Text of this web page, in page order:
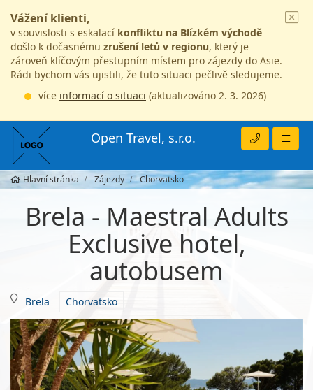
Vážení klienti,
v souvislosti s eskalací konfliktu na Blízkém východě
došlo k dočasnému zrušení letů v regionu, který je
zároveň klíčovým přestupním místem pro zájezdy do Asie.
Rádi bychom vás ujistili, že tuto situaci pečlivě sledujeme.
více informací o situaci (aktualizováno 2. 3. 2026)
Open Travel, s.r.o.
Hlavní stránka Zájezdy Chorvatsko
Brela - Maestral Adults
Exclusive hotel,
autobusem
Brela Chorvatsko